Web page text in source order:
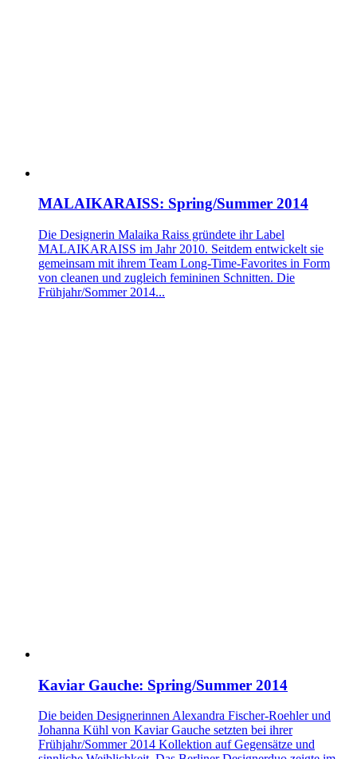
MALAIKARAISS: Spring/Summer 2014
Die Designerin Malaika Raiss gründete ihr Label
MALAIKARAISS im Jahr 2010. Seitdem entwickelt sie
gemeinsam mit ihrem Team Long-Time-Favorites in Form
von cleanen und zugleich femininen Schnitten. Die
Frühjahr/Sommer 2014...
Kaviar Gauche: Spring/Summer 2014
Die beiden Designerinnen Alexandra Fischer-Roehler und
Johanna Kühl von Kaviar Gauche setzten bei ihrer
Frühjahr/Sommer 2014 Kollektion auf Gegensätze und